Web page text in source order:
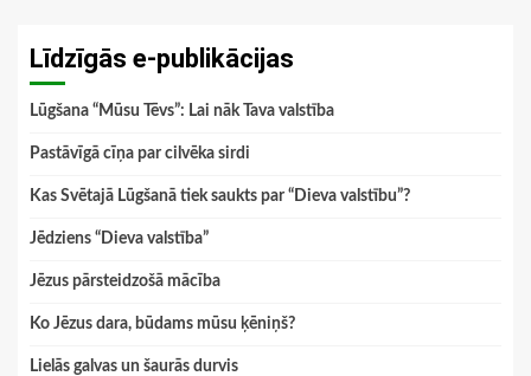
Līdzīgās e-publikācijas
Lūgšana “Mūsu Tēvs”: Lai nāk Tava valstība
Pastāvīgā cīņa par cilvēka sirdi
Kas Svētajā Lūgšanā tiek saukts par “Dieva valstību”?
Jēdziens “Dieva valstība”
Jēzus pārsteidzošā mācība
Ko Jēzus dara, būdams mūsu ķēniņš?
Lielās galvas un šaurās durvis